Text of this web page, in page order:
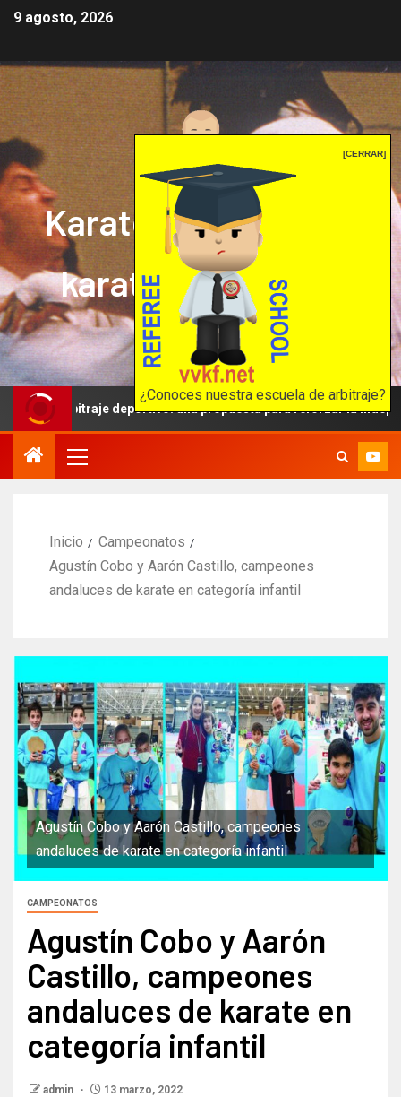
[CERRAR]
¿Conoces nuestra escuela de arbitraje?
9 agosto, 2026
Karate mrprepor: el
karate en internet
El karate en internet
deportivo: una propuesta para reforzar la independencia
Inicio
Campeonatos
Agustín Cobo y Aarón Castillo, campeones
andaluces de karate en categoría infantil
Agustín Cobo y Aarón Castillo, campeones
andaluces de karate en categoría infantil
CAMPEONATOS
Agustín Cobo y Aarón
Castillo, campeones
andaluces de karate en
categoría infantil
admin 13 marzo, 2022